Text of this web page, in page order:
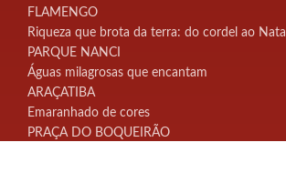
FLAMENGO
Riqueza que brota da terra: do cordel ao Natal
PARQUE NANCI
Águas milagrosas que encantam
ARAÇATIBA
Emaranhado de cores
PRAÇA DO BOQUEIRÃO